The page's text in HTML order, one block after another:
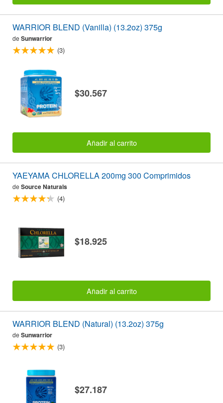
WARRIOR BLEND (Vanilla) (13.2oz) 375g
de Sunwarrior
(3)
$30.567
Añadir al carrito
YAEYAMA CHLORELLA 200mg 300 Comprimidos
de Source Naturals
(4)
$18.925
Añadir al carrito
WARRIOR BLEND (Natural) (13.2oz) 375g
de Sunwarrior
(3)
$27.187